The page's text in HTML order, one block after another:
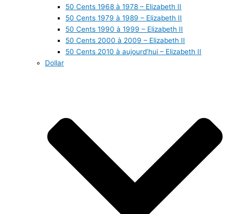
50 Cents 1968 à 1978 – Elizabeth II
50 Cents 1979 à 1989 – Elizabeth II
50 Cents 1990 à 1999 – Elizabeth II
50 Cents 2000 à 2009 – Elizabeth II
50 Cents 2010 à aujourd’hui – Elizabeth II
Dollar